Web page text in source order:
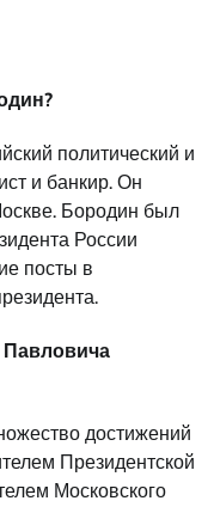
политический и
и банкир. Он
Бородин был
России
посты в
Павловича
достижений
Президентской
Московского